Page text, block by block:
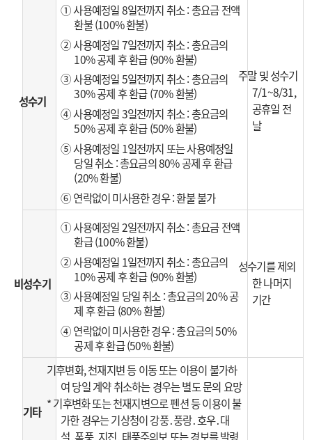
성수기
① 사용예정일 8일전까지 취소 : 총요금 전액
환불 (100% 환불)
② 사용예정일 7일전까지 취소 : 총요금의
10% 공제 후 환급 (90% 환불)
③ 사용예정일 5일전까지 취소 : 총요금의
30% 공제 후 환급 (70% 환불)
④ 사용예정일 3일전까지 취소 : 총요금의
50% 공제 후 환급 (50% 환불)
⑤ 사용예정일 1일전까지 또는 사용예정일
당일 취소 : 총요금의 80% 공제 후 환급
(20% 환불)
⑥ 연락없이 미사용한 경우 : 환불 불가
주말 및 성수기
7/1~8/31,
공휴일 전
날
비성수기
① 사용예정일 2일전까지 취소 : 총요금 전액
환급 (100% 환불)
② 사용예정일 1일전까지 취소 : 총요금의
10% 공제 후 환급 (90% 환불)
③ 사용예정일 당일 취소 : 총요금의 20% 공
제 후 환급 (80% 환불)
④ 연락없이 미사용한 경우 : 총요금의 50%
공제 후 환급 (50% 환불)
성수기를 제외
한 나머지
기간
기타
기후변화, 천재지변 등 이동 또는 이용이 불가하
여 당일 계약 취소하는 경우는 별도 문의 요망
* 기후변화 또는 천재지변으로 펜션 등 이용이 불
가한 경우는 기상청이 강풍․풍랑․호우․대